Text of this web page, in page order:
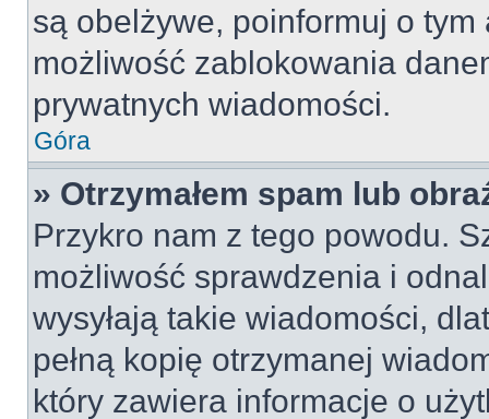
są obelżywe, poinformuj o
możliwość zablokowania
prywatnych wiadomości.
Góra
» Otrzymałem spam lub
Przykro nam z tego powodu.
możliwość sprawdzenia i
wysyłają takie wiadomości,
pełną kopię otrzymanej
który zawiera informacje o